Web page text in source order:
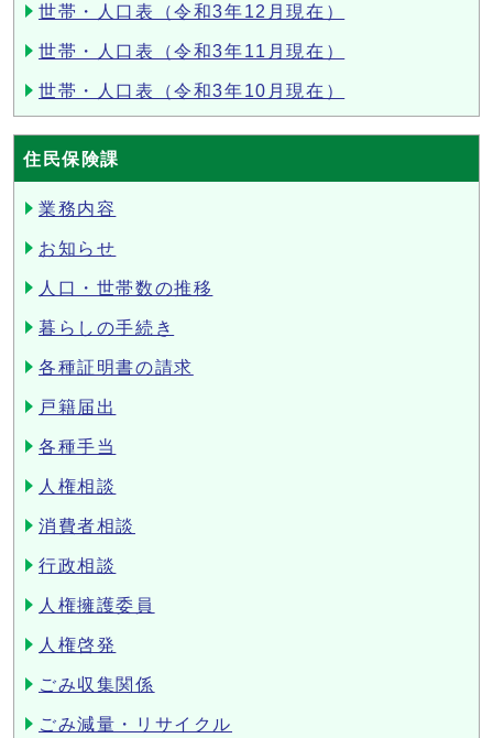
世帯・人口表（令和3年12月現在）
世帯・人口表（令和3年11月現在）
世帯・人口表（令和3年10月現在）
住民保険課
業務内容
お知らせ
人口・世帯数の推移
暮らしの手続き
各種証明書の請求
戸籍届出
各種手当
人権相談
消費者相談
行政相談
人権擁護委員
人権啓発
ごみ収集関係
ごみ減量・リサイクル